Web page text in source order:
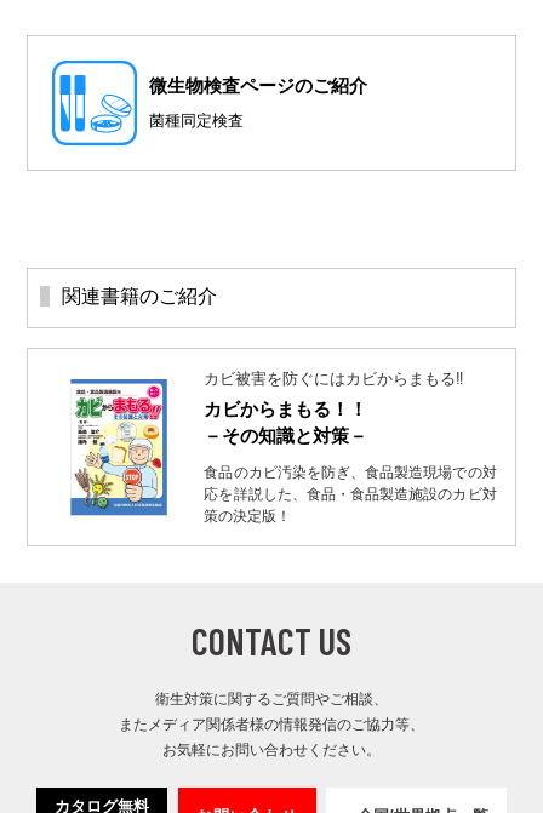
微⽣物検査ページのご紹介
菌種同定検査
関連書籍のご紹介
カビ被害を防ぐにはカビからまもる‼︎
カビからまもる！！
－その知識と対策－
食品のカビ汚染を防ぎ、食品製造現場での対
応を詳説した、食品・食品製造施設のカビ対
策の決定版！
CONTACT US
衛生対策に関するご質問やご相談、
またメディア関係者様の情報発信のご協力等、
お気軽にお問い合わせください。
カタログ無料